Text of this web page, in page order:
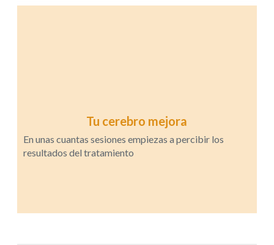
Tu cerebro mejora
En unas cuantas sesiones empiezas a percibir los
resultados del tratamiento